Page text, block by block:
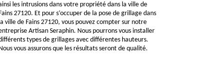
les intrusions dans votre propriété dans la ville de
27120. Et pour s’occuper de la pose de grillage dans
ville de Fains 27120, vous pouvez compter sur notre
Artisan Seraphin. Nous pourrons vous installer
types de grillages avec différentes hauteurs.
vous assurons que les résultats seront de qualité.